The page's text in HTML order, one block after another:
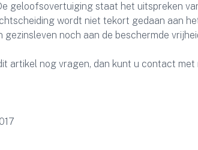
geloofsovertuiging staat het uitspreken
wordt niet tekort gedaan aan
gezinsleven noch aan de beschermde
artikel nog vragen, dan kunt u contact met